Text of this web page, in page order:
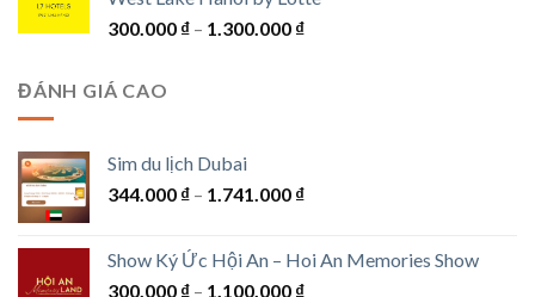
300.000 ₫ – 1.300.000 ₫Khoảng
ĐÁNH GIÁ CAO
Sim du lịch Dubai
344.000 ₫ – 1.741.000 ₫Khoảng
344.000 ₫
Show Ký Ức Hội An – Hoi An Memories Show
300.000 ₫ – 1.100.000 ₫Khoảng